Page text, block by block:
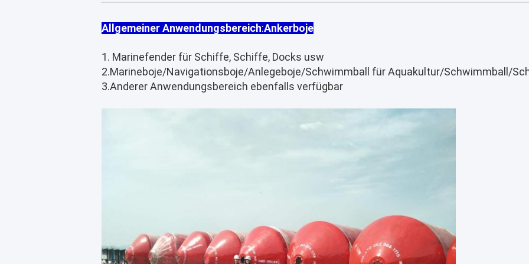
Allgemeiner Anwendungsbereich:Ankerboje
1. Marinefender für Schiffe, Schiffe, Docks usw
2.Marineboje/Navigationsboje/Anlegeboje/Schwimmball für Aquakultur/Schwimmball/
3.Anderer Anwendungsbereich ebenfalls verfügbar